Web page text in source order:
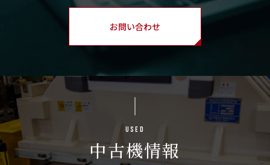
お問い合わせ
Used
中古機情報